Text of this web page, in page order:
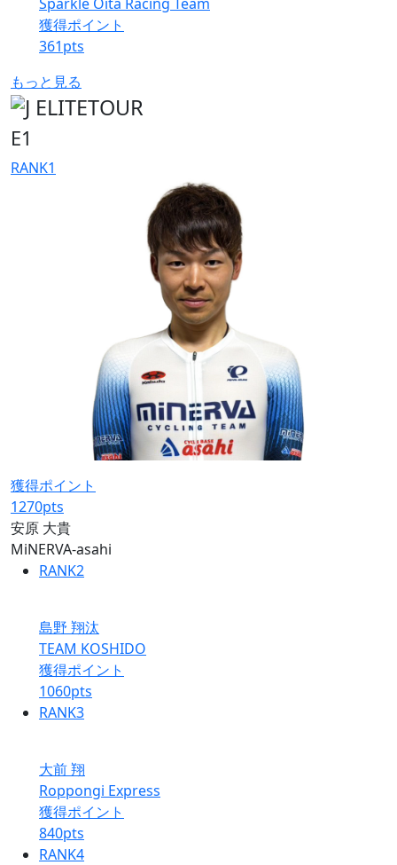
獲得ポイント
361pts
もっと見る
E1
RANK1
獲得ポイント
1270pts
安原 大貴
MiNERVA-asahi
RANK2
島野 翔汰
TEAM KOSHIDO
獲得ポイント
1060pts
RANK3
大前 翔
Roppongi Express
獲得ポイント
840pts
RANK4